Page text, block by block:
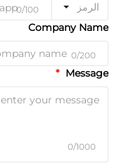
الرمز 0/100
Company Name
0/200
Message
0/1000